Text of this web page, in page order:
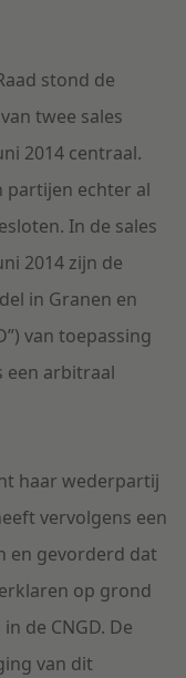
stond de
twee sales
2014 centraal.
partijen echter al
In de sales
2014 zijn de
in Granen en
van toepassing
een arbitraal
haar wederpartij
vervolgens een
en gevorderd dat
op grond
de CNGD. De
van dit